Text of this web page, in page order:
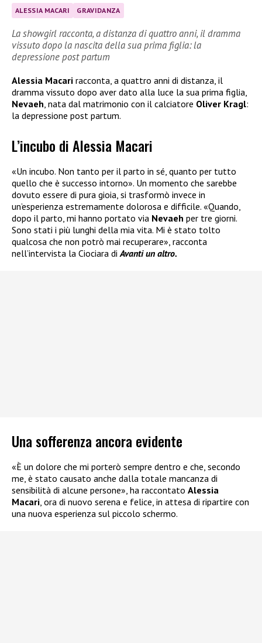
ALESSIA MACARI GRAVIDANZA
La showgirl racconta, a distanza di quattro anni, il dramma
vissuto dopo la nascita della sua prima figlia: la
depressione post partum
Alessia Macari racconta, a quattro anni di distanza, il
dramma vissuto dopo aver dato alla luce la sua prima figlia,
Nevaeh, nata dal matrimonio con il calciatore Oliver Kragl:
la depressione post partum.
L’incubo di Alessia Macari
«Un incubo. Non tanto per il parto in sé, quanto per tutto
quello che è successo intorno». Un momento che sarebbe
dovuto essere di pura gioia, si trasformò invece in
un’esperienza estremamente dolorosa e difficile. «Quando,
dopo il parto, mi hanno portato via Nevaeh per tre giorni.
Sono stati i più lunghi della mia vita. Mi è stato tolto
qualcosa che non potrò mai recuperare», racconta
nell’intervista la Ciociara di Avanti un altro.
Una sofferenza ancora evidente
«È un dolore che mi porterò sempre dentro e che, secondo
me, è stato causato anche dalla totale mancanza di
sensibilità di alcune persone», ha raccontato Alessia
Macari, ora di nuovo serena e felice, in attesa di ripartire con
una nuova esperienza sul piccolo schermo.